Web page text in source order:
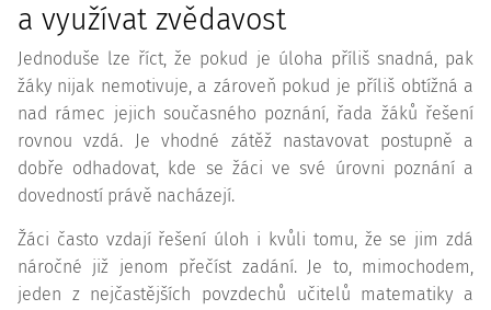
a využívat zvědavost
Jednoduše lze říct, že pokud je úloha příliš snadná, pak
žáky nijak nemotivuje, a zároveň pokud je příliš obtížná a
nad rámec jejich současného poznání, řada žáků řešení
rovnou vzdá. Je vhodné zátěž nastavovat postupně a
dobře odhadovat, kde se žáci ve své úrovni poznání a
dovedností právě nacházejí.
Žáci často vzdají řešení úloh i kvůli tomu, že se jim zdá
náročné již jenom přečíst zadání. Je to, mimochodem,
jeden z nejčastějších povzdechů učitelů matematiky a